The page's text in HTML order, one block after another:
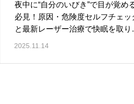
夜中に“自分のいびき”で目が覚め
必見！原因・危険度セルフチェッ
と最新レーザー治療で快眠を取り
2025.11.14